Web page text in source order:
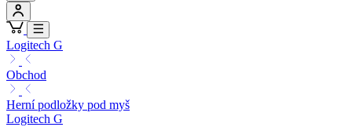
Logitech G
Obchod
Herní podložky pod myš
Logitech G